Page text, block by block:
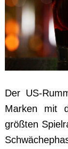
Der US-
Marken mit
größten